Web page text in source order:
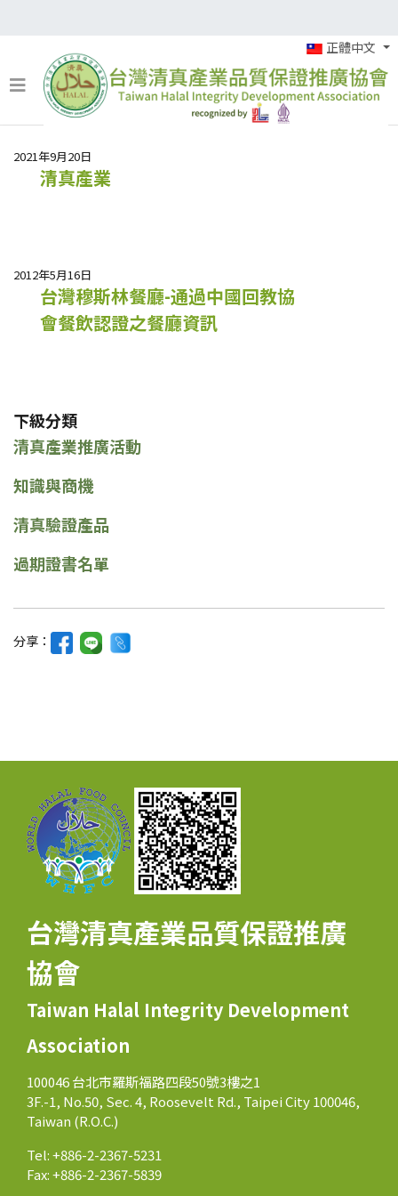
正體中文
2021年9月20日
清真產業
2012年5月16日
台灣穆斯林餐廳-通過中國回教協
會餐飲認證之餐廳資訊
下級分類
清真產業推廣活動
知識與商機
清真驗證產品
過期證書名單
分享：
台灣清真產業品質保證推廣
協會
Taiwan Halal Integrity Development
Association
100046 台北市羅斯福路四段50號3樓之1
3F.-1, No.50, Sec. 4, Roosevelt Rd., Taipei City 100046,
Taiwan (R.O.C.)
Tel: +886-2-2367-5231
Fax: +886-2-2367-5839